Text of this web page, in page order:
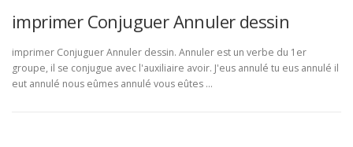
imprimer Conjuguer Annuler dessin
imprimer Conjuguer Annuler dessin. Annuler est un verbe du 1er
groupe, il se conjugue avec l'auxiliaire avoir. J'eus annulé tu eus annulé il
eut annulé nous eûmes annulé vous eûtes …